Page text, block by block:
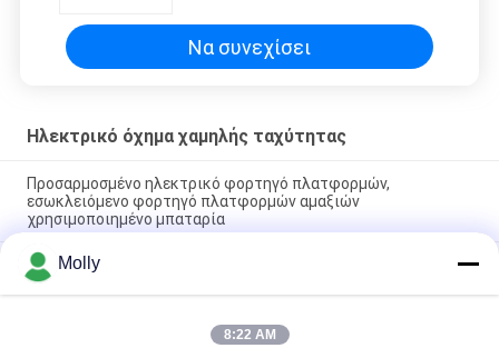
περιβάλλον
Να συνεχίσει
Ηλεκτρικό όχημα χαμηλής ταχύτητας
Προσαρμοσμένο ηλεκτρικό φορτηγό πλατφορμών,
εσωκλειόμενο φορτηγό πλατφορμών αμαξιών
χρησιμοποιημένο μπαταρία
Ηλεκτρικό φορτηγό όχημα με μπαταρία λιθίου με πλατφόρμα
φόρτωσης και αναδιπλούμενο περιφράγιο
4 κρουαζιέρας όχημα φορτηγών πλατφορμών καθισμάτων
Molly
8:22 AM